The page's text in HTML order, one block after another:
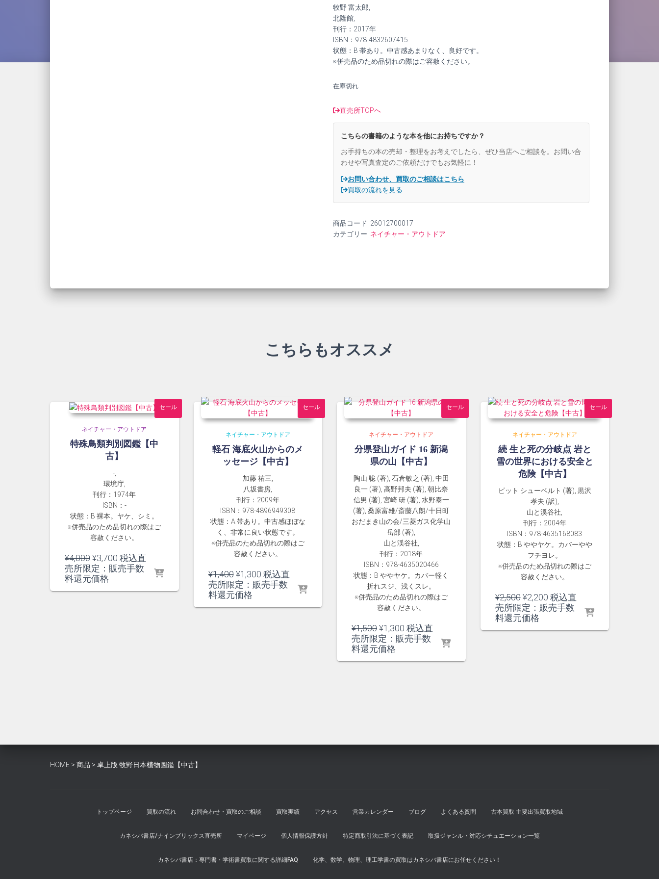
は
¥2,400
た。
格
は
牧野 富太郎,
北隆館,
刊行：2017年
ISBN：978-4832607415
状態：B 帯あり。中古感あまりなく、良好です。
※併売品のため品切れの際はご容赦ください。
在庫切れ
直売所TOPへ
こちらの書籍のような本を他にお持ちですか？
お手持ちの本の売却・整理をお考えでしたら、ぜひ当店へご相談を。お問い合
わせや写真査定のご依頼だけでもお気軽に！
お問い合わせ、買取のご相談はこちら
買取の流れを見る
商品コード: 26012700017
カテゴリー: ネイチャー・アウトドア
こちらもオススメ
セール
ネイチャー・アウトドア
特殊鳥類判別図鑑【中
古】
-,
環境庁,
刊行：1974年
ISBN：-
状態：B 裸本。ヤケ、シミ。
※併売品のため品切れの際はご
容赦ください。
¥4,000元
の
価
格
¥3,700 現
在
価
税込直
売所限定：販売手数
料還元価格
セール
ネイチャー・アウトドア
軽石 海底火山からのメ
ッセージ【中古】
加藤 祐三,
八坂書房,
刊行：2009年
ISBN：978-4896949308
状態：A 帯あり。中古感ほぼな
く、非常に良い状態です。
※併売品のため品切れの際はご
容赦ください。
¥1,400 元
の
価
格
¥1,300現
在
価
税込直
売所限定：販売手数
料還元価格
セール
ネイチャー・アウトドア
分県登山ガイド 16 新潟
県の山【中古】
陶山 聡 (著), 石倉敏之 (著), 中田
良一 (著), 高野邦夫 (著), 朝比奈
信男 (著), 宮崎 研 (著), 水野泰一
(著), 桑原富雄/斎藤八朗/十日町
おだまき山の会/三菱ガス化学山
岳部 (著),
山と渓谷社,
刊行：2018年
ISBN：978-4635020466
状態：B ややヤケ。カバー軽く
折れスジ、浅くスレ。
※併売品のため品切れの際はご
容赦ください。
¥1,500元
の
価
格
¥1,300 現
在
価
税込直
売所限定：販売手数
料還元価格
セール
ネイチャー・アウトドア
続 生と死の分岐点 岩と
雪の世界における安全と
危険【中古】
ピット シューベルト (著), 黒沢
孝夫 (訳),
山と溪谷社,
刊行：2004年
ISBN：978-4635168083
状態：B ややヤケ。カバーやや
フチヨレ。
※併売品のため品切れの際はご
容赦ください。
¥2,500 元
の
価
格
¥2,200現
在
価
税込直
売所限定：販売手数
料還元価格
HOME > 商品 > 卓上版 牧野日本植物圖鑑【中古】
トップページ 買取の流れ お問合わせ・買取のご相談 買取実績 アクセス 営業カレンダー ブログ よくある質問 古本買取 主要出張買取地域
カネシバ書店/ナインブリックス直売所 マイページ 個人情報保護方針 特定商取引法に基づく表記 取扱ジャンル・対応シチュエーション一覧
カネシバ書店：専門書・学術書買取に関する詳細FAQ 化学、数学、物理、理工学書の買取はカネシバ書店にお任せください！